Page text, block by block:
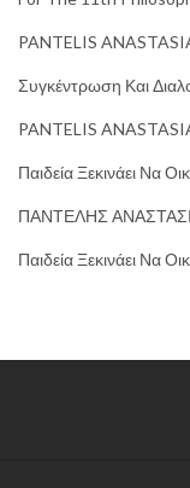
PANTELIS
Συγκέντρωση Και
PANTELIS
Παιδεία Ξεκινάει Να
ΠΑΝΤΕΛΗΣ
Παιδεία Ξεκινάει Να